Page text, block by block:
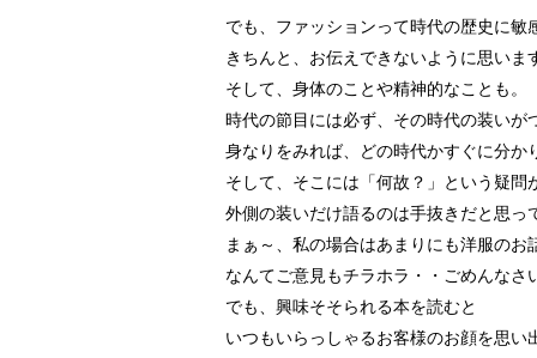
でも、ファッションって時代の歴史に敏
きちんと、お伝えできないように思いま
そして、身体のことや精神的なことも。
時代の節目には必ず、その時代の装いが
身なりをみれば、どの時代かすぐに分か
そして、そこには「何故？」という疑問
外側の装いだけ語るのは手抜きだと思っ
まぁ～、私の場合はあまりにも洋服のお
なんてご意見もチラホラ・・ごめんなさ
でも、興味そそられる本を読むと
いつもいらっしゃるお客様のお顔を思い